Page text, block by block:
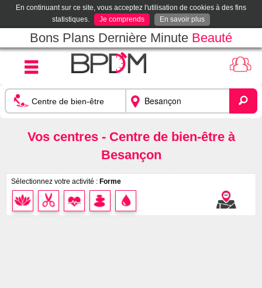
En continuant sur ce site, vous acceptez l'utilisation de cookies à des fins
statistiques.
Je comprends En savoir plus
Bons Plans Dernière Minute Beauté
Vos centres - Centre de bien-être à
Besançon
Sélectionnez votre activité : Forme